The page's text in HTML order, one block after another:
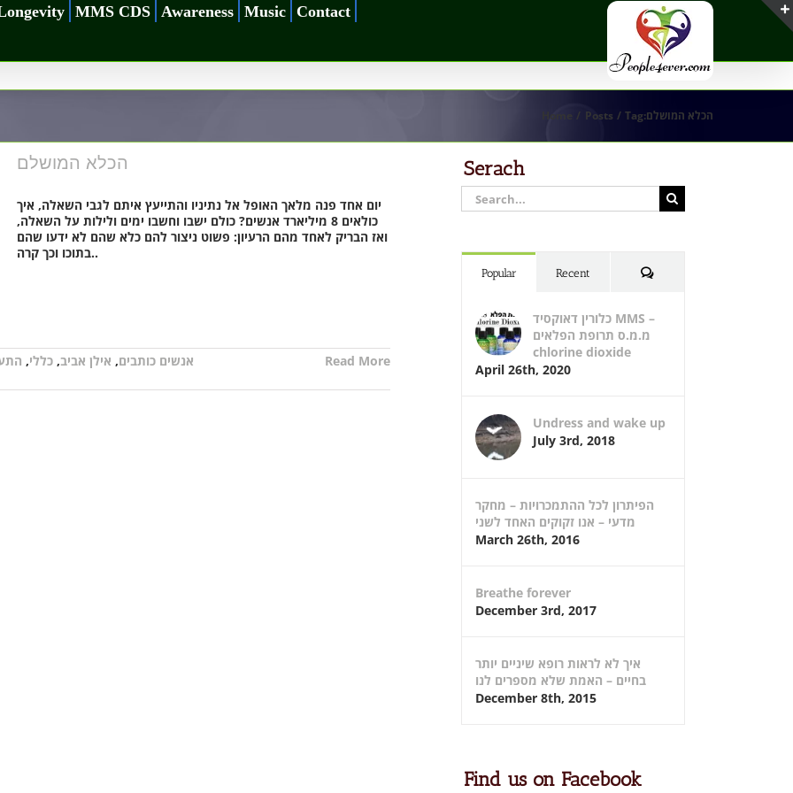
MMS CDS Awareness Music Contact
Home Posts Tag:הכלא המושלם
הכלא המושלם
יום אחד פנה מלאך האופל אל נתיניו והתייעץ איתם לגבי השאלה, איך
כולאים 8 מיליארד אנשים? כולם ישבו וחשבו ימים ולילות על השאלה,
ואז הבריק לאחד מהם הרעיון: פשוט ניצור להם כלא שהם לא ידעו שהם
בתוכו וכך קרה..
אנשים כותבים, אילן אביב, כללי, Read More
Serach
Search
for:
Popular Recent Comments
כלורין דאוקסיד MMS –
מ.מ.ס תרופת הפלאים
chlorine dioxide
April 26th, 2020
Undress and wake up
July 3rd, 2018
הפיתרון לכל ההתמכרויות – מחקר
מדעי – אנו זקוקים האחד לשני
March 26th, 2016
Breathe forever
December 3rd, 2017
איך לא לראות רופא שיניים יותר
בחיים – האמת שלא מספרים לנו
December 8th, 2015
Find us on Facebook